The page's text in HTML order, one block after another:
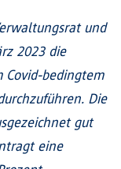
und
2023 die
Covid-bedingtem
Die
gut
eine